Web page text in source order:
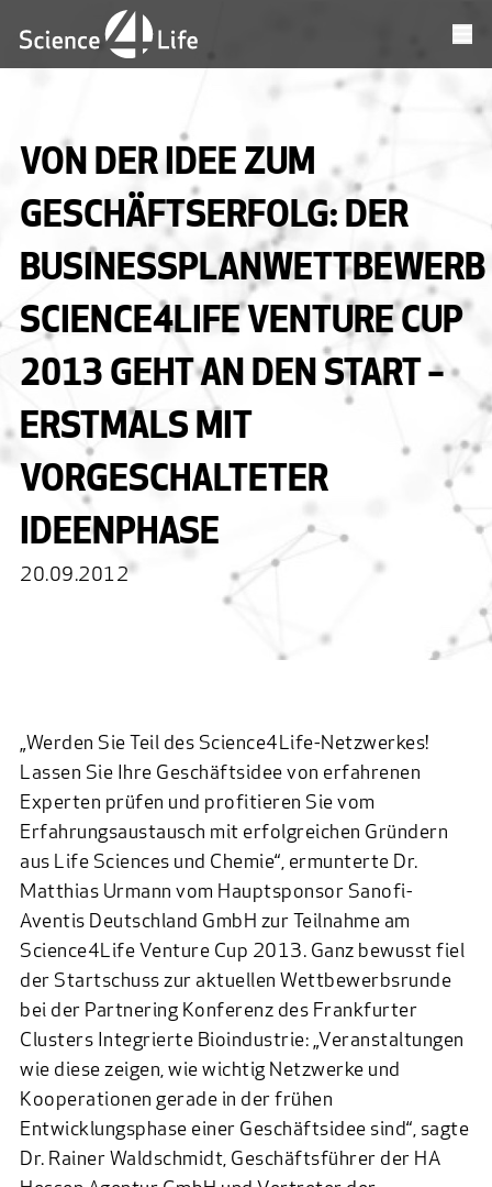
VON DER IDEE ZUM
GESCHÄFTSERFOLG: DER
BUSINESSPLANWETTBEWERB
SCIENCE4LIFE VENTURE CUP
2013 GEHT AN DEN START –
ERSTMALS MIT
VORGESCHALTETER
IDEENPHASE
20.09.2012
„Werden Sie Teil des Science4Life-Netzwerkes!
Lassen Sie Ihre Geschäftsidee von erfahrenen
Experten prüfen und profitieren Sie vom
Erfahrungsaustausch mit erfolgreichen Gründern
aus Life Sciences und Chemie“, ermunterte Dr.
Matthias Urmann vom Hauptsponsor Sanofi-
Aventis Deutschland GmbH zur Teilnahme am
Science4Life Venture Cup 2013. Ganz bewusst fiel
der Startschuss zur aktuellen Wettbewerbsrunde
bei der Partnering Konferenz des Frankfurter
Clusters Integrierte Bioindustrie: „Veranstaltungen
wie diese zeigen, wie wichtig Netzwerke und
Kooperationen gerade in der frühen
Entwicklungsphase einer Geschäftsidee sind“, sagte
Dr. Rainer Waldschmidt, Geschäftsführer der HA